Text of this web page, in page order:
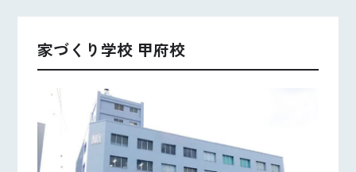
家づくり学校 甲府校